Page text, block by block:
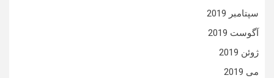
سپتامبر 2019
آگوست 2019
ژوئن 2019
می 2019